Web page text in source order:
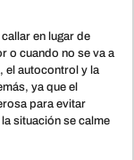
en lugar de
o cuando no se va a
el autocontrol y la
ya que el
para evitar
situación se calme